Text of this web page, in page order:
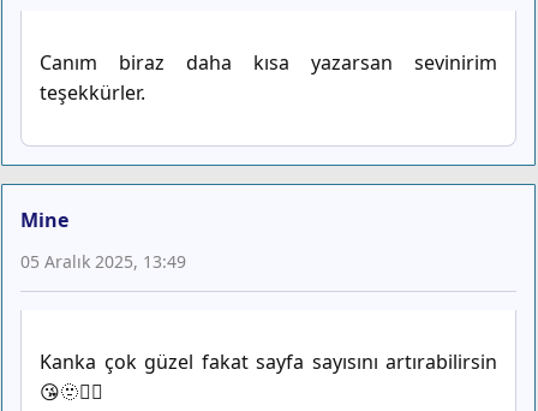
Canım biraz daha kısa yazarsan sevinirim
teşekkürler.
Mine
05 Aralık 2025, 13:49
Kanka çok güzel fakat sayfa sayısını artırabilirsin
😘🫥😶‍🌫️